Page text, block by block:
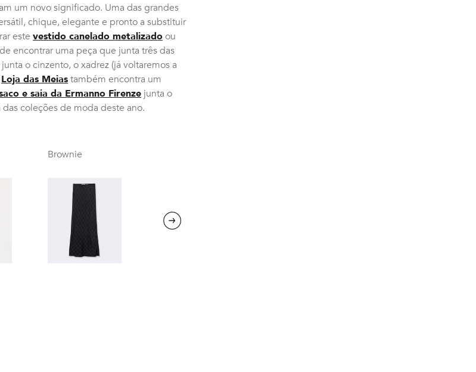
um novo significado. Uma das grandes
chique, elegante e pronto a substituir
este vestido canelado metalizadoou
encontrar uma peça que junta três das
junta o cinzento, o xadrez (já voltaremos a
Loja das Meiastambém encontra um
e saia da Ermanno Firenze junta o
coleções de moda deste ano.
Brownie
Next